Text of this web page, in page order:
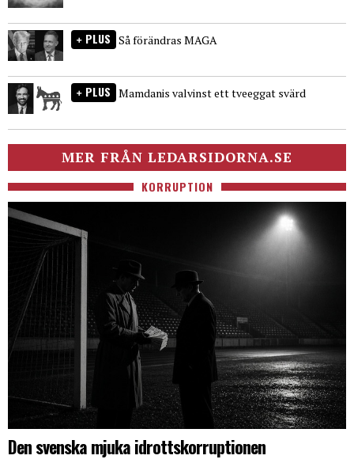
PLUS Så förändras MAGA
PLUS Mamdanis valvinst ett tveeggat svärd
MER FRÅN LEDARSIDORNA.SE
KORRUPTION
Den svenska mjuka idrottskorruptionen